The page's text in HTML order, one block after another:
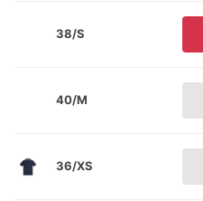
38/S
40/M
36/XS